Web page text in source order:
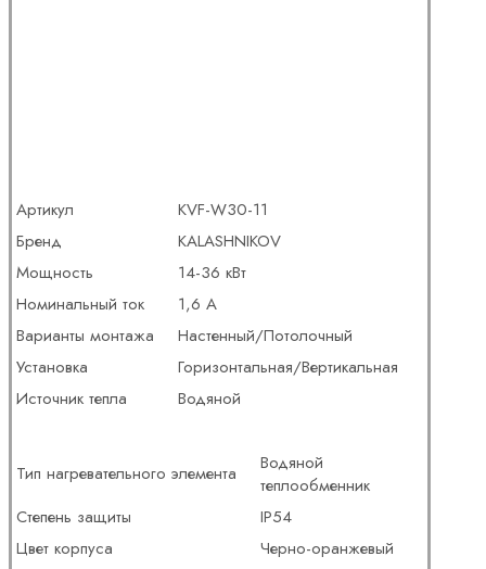
Артикул
KVF-W30-11
Бренд
KALASHNIKOV
Мощность
14-36 кВт
Номинальный ток
1,6 А
Варианты монтажа
Настенный/Потолочный
Установка
Горизонтальная/Вертикальная
Источник тепла
Водяной
Тип нагревательного элемента
Водяной
теплообменник
Степень защиты
IP54
Цвет корпуса
Черно-оранжевый